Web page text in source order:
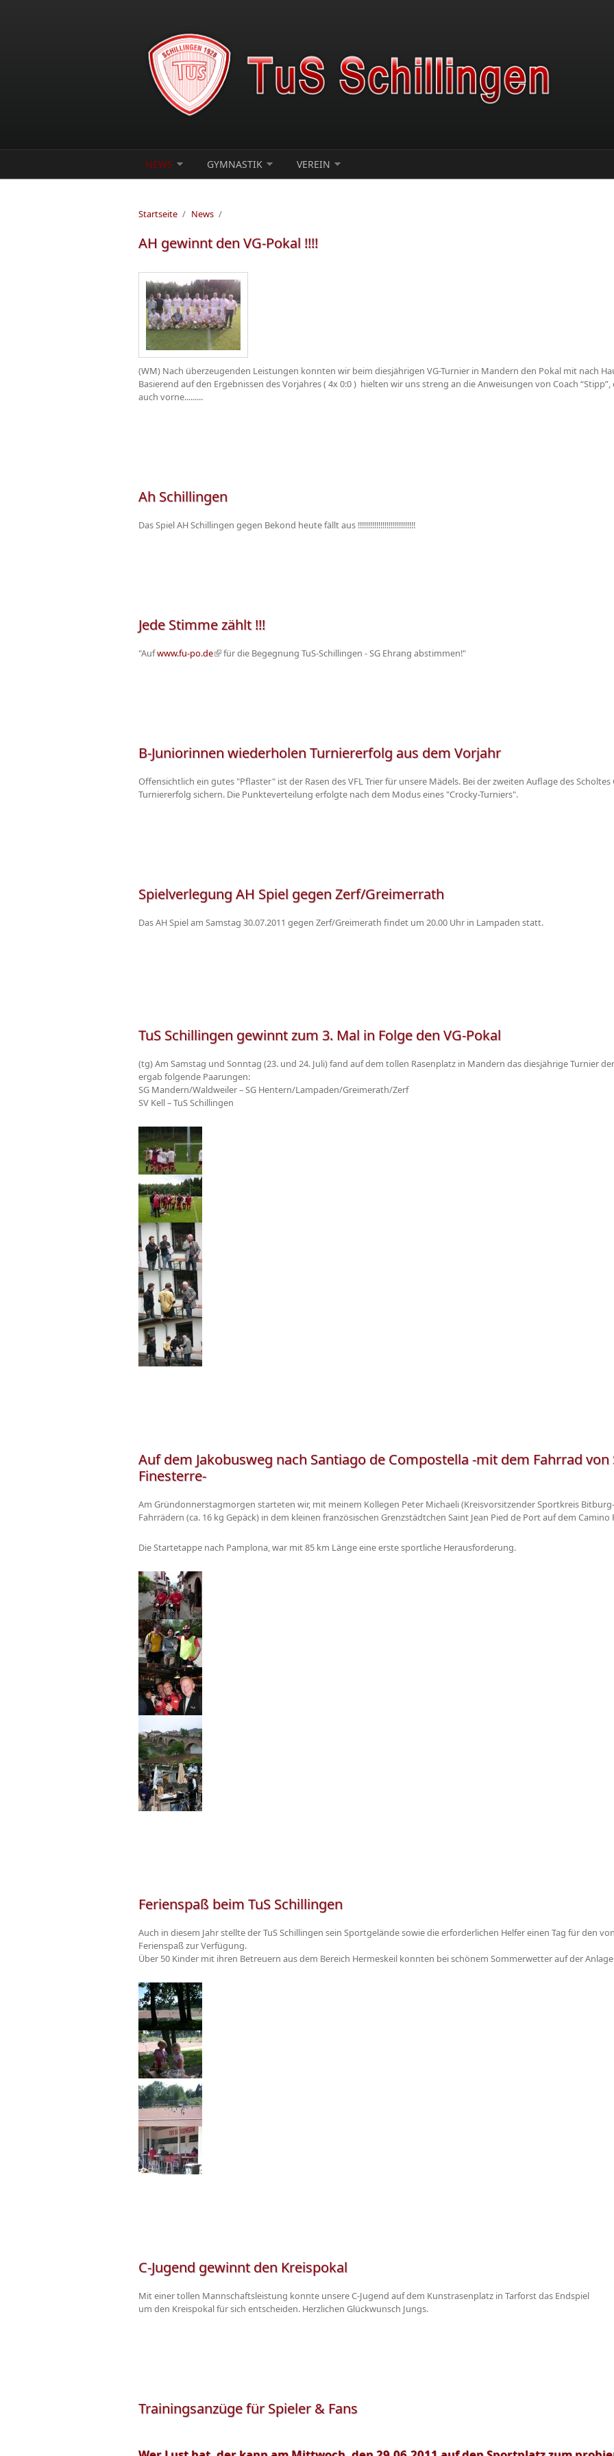
NEWS GYMNASTIK VEREIN
Startseite / News /
AH gewinnt den VG-Pokal !!!!
(WM) Nach überzeugenden Leistungen konnten wir beim diesjährigen VG-Turnier in Mandern den Pokal mit nach
Basierend auf den Ergebnissen des Vorjahres ( 4x 0:0 ) hielten wir uns streng an die Anweisungen von Coach
auch vorne.........
Ah Schillingen
Das Spiel AH Schillingen gegen Bekond heute fällt aus !!!!!!!!!!!!!!!!!!!!!!!!!!!!
Jede Stimme zählt !!!
"Aufwww.fu-po.de(Link ist extern)
für die Begegnung TuS-Schillingen - SG Ehrang abstimmen!"
B-Juniorinnen wiederholen Turniererfolg aus dem Vorjahr
Offensichtlich ein gutes "Pflaster" ist der Rasen des VFL Trier für unsere Mädels. Bei der zweiten Auflage des
Turniererfolg sichern. Die Punkteverteilung erfolgte nach dem Modus eines "Crocky-Turniers".
Spielverlegung AH Spiel gegen Zerf/Greimerrath
Das AH Spiel am Samstag 30.07.2011 gegen Zerf/Greimerath findet um 20.00 Uhr in Lampaden statt.
TuS Schillingen gewinnt zum 3. Mal in Folge den VG-Pokal
(tg) Am Samstag und Sonntag (23. und 24. Juli) fand auf dem tollen Rasenplatz in Mandern das diesjährige Turnier
ergab folgende Paarungen:
SG Mandern/Waldweiler – SG Hentern/Lampaden/Greimerath/Zerf
SV Kell – TuS Schillingen
Auf dem Jakobusweg nach Santiago de Compostella -mit dem Fahrrad von
Finesterre-
Am Gründonnerstagmorgen starteten wir, mit meinem Kollegen Peter Michaeli (Kreisvorsitzender Sportkreis
Fahrrädern (ca. 16 kg Gepäck) in dem kleinen französischen Grenzstädtchen Saint Jean Pied de Port auf dem Camino
Die Startetappe nach Pamplona, war mit 85 km Länge eine erste sportliche Herausforderung.
Ferienspaß beim TuS Schillingen
Auch in diesem Jahr stellte der TuS Schillingen sein Sportgelände sowie die erforderlichen Helfer einen Tag für den
Ferienspaß zur Verfügung.
Über 50 Kinder mit ihren Betreuern aus dem Bereich Hermeskeil konnten bei schönem Sommerwetter auf der
C-Jugend gewinnt den Kreispokal
Mit einer tollen Mannschaftsleistung konnte unsere C-Jugend auf dem Kunstrasenplatz in Tarforst das Endspiel
um den Kreispokal für sich entscheiden. Herzlichen Glückwunsch Jungs.
Trainingsanzüge für Spieler & Fans